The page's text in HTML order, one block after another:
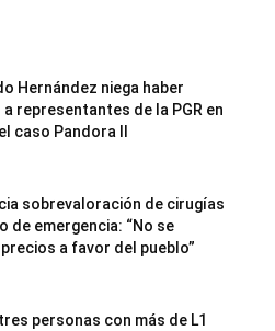
Hernández niega haber
representantes de la PGR en
caso Pandora II
sobrevaloración de cirugías
de emergencia: “No se
a favor del pueblo”
personas con más de L1